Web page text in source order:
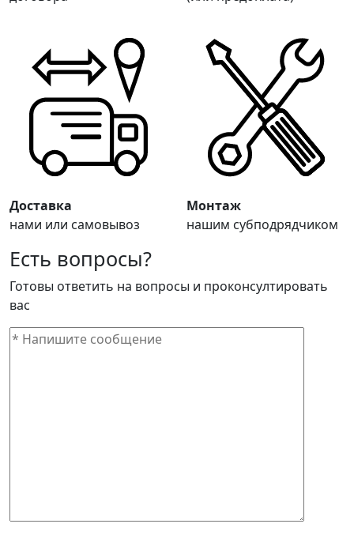
Доставка
нами или самовывоз
Монтаж
нашим субподрядчиком
Есть вопросы?
Готовы ответить на вопросы и проконсултировать
вас